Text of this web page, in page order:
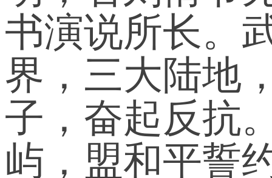
书演说所长。
界，三大陆地
子，奋起反抗
屿，盟和平誓